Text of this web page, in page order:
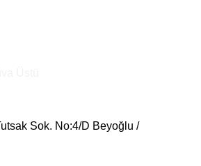
Sok. No:4/D Beyoğlu /